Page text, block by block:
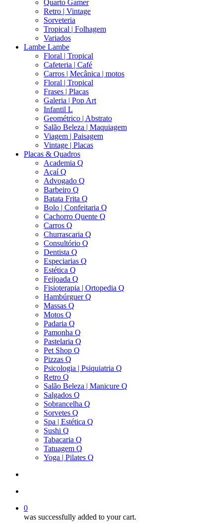
Quarto Gamer
Retro | Vintage
Sorveteria
Tropical | Folhagem
Variados
Lambe Lambe
Floral | Tropical
Cafeteria | Café
Carros | Mecânica | motos
Floral | Tropical
Frases | Placas
Galeria | Pop Art
Infantil L
Geométrico | Abstrato
Salão Beleza | Maquiagem
Viagem | Paisagem
Vintage | Placas
Placas & Quadros
Academia Q
Açaí Q
Advogado Q
Barbeiro Q
Batata Frita Q
Bolo | Confeitaria Q
Cachorro Quente Q
Carros Q
Churrascaria Q
Consultório Q
Dentista Q
Especiarias Q
Estética Q
Feijoada Q
Fisioterapia | Ortopedia Q
Hambúrguer Q
Massas Q
Motos Q
Padaria Q
Pamonha Q
Pastelaria Q
Pet Shop Q
Pizzas Q
Psicologia | Psiquiatria Q
Retro Q
Salão Beleza | Manicure Q
Salgados Q
Sobrancelha Q
Sorvetes Q
Spa | Estética Q
Sushi Q
Tabacaria Q
Tatuagem Q
Yoga | Pilates Q
0
was successfully added to your cart.